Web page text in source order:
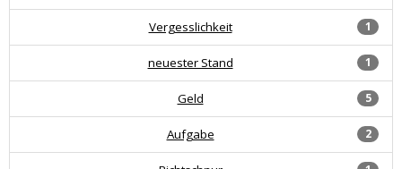
1
Vergesslichkeit
1
neuester Stand
5
Geld
2
Aufgabe